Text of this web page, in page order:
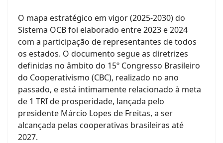
O mapa estratégico em vigor (2025-2030) do
Sistema OCB foi elaborado entre 2023 e 2024
com a participação de representantes de todos
os estados. O documento segue as diretrizes
definidas no âmbito do 15º Congresso Brasileiro
do Cooperativismo (CBC), realizado no ano
passado, e está intimamente relacionado à meta
de 1 TRI de prosperidade, lançada pelo
presidente Márcio Lopes de Freitas, a ser
alcançada pelas cooperativas brasileiras até
2027.